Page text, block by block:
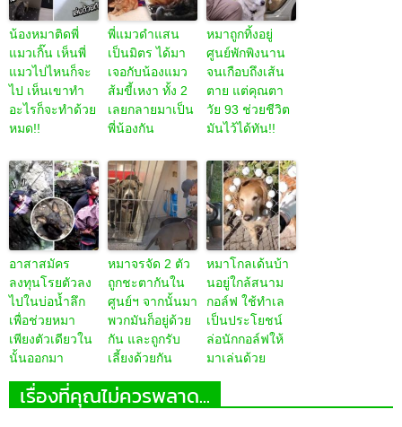
น้องหมาติดพี่
แมวเกิ๊น เห็นพี่
แมวไปไหนก็จะ
ไป เห็นเขาทำ
อะไรก็จะทำด้วย
หมด!!
พี่แมวดำแสน
เป็นมิตร ได้มา
เจอกับน้องแมว
ส้มขี้เหงา ทั้ง 2
เลยกลายมาเป็น
พี่น้องกัน
หมาถูกทิ้งอยู่
ศูนย์พักพิงนาน
จนเกือบถึงเส้น
ตาย แต่คุณตา
วัย 93 ช่วยชีวิต
มันไว้ได้ทัน!!
อาสาสมัคร
ลงทุนโรยตัวลง
ไปในบ่อน้ำลึก
เพื่อช่วยหมา
เพียงตัวเดียวใน
นั้นออกมา
หมาจรจัด 2 ตัว
ถูกชะตากันใน
ศูนย์ฯ จากนั้นมา
พวกมันก็อยู่ด้วย
กัน และถูกรับ
เลี้ยงด้วยกัน
หมาโกลเด้นบ้า
นอยู่ใกล้สนาม
กอล์ฟ ใช้ทำเล
เป็นประโยชน์
ล่อนักกอล์ฟให้
มาเล่นด้วย
เรื่องที่คุณไม่ควรพลาด...